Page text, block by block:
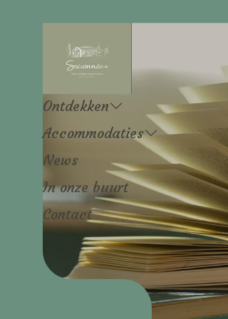
Ontdekken
Accommodaties
News
In onze buurt
Contact